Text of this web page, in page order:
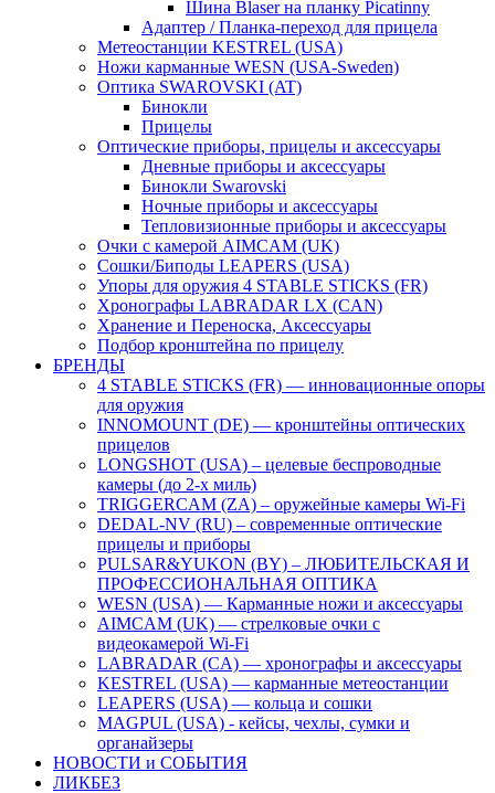
Шина Blaser на планку Picatinny
Адаптер / Планка-переход для прицела
Метеостанции KESTREL (USA)
Ножи карманные WESN (USA-Sweden)
Оптика SWAROVSKI (AT)
Бинокли
Прицелы
Оптические приборы, прицелы и аксессуары
Дневные приборы и аксессуары
Бинокли Swarovski
Ночные приборы и аксессуары
Тепловизионные приборы и аксессуары
Очки с камерой AIMCAM (UK)
Сошки/Биподы LEAPERS (USA)
Упоры для оружия 4 STABLE STICKS (FR)
Хронографы LABRADAR LX (CAN)
Хранение и Переноска, Аксессуары
Подбор кронштейна по прицелу
БРЕНДЫ
4 STABLE STICKS (FR) — инновационные опоры
для оружия
INNOMOUNT (DE) — кронштейны оптических
прицелов
LONGSHOT (USA) – целевые беспроводные
камеры (до 2-х миль)
TRIGGERCAM (ZA) – оружейные камеры Wi-Fi
DEDAL-NV (RU) – современные оптические
прицелы и приборы
PULSAR&YUKON (BY) – ЛЮБИТЕЛЬСКАЯ И
ПРОФЕССИОНАЛЬНАЯ ОПТИКА
WESN (USA) — Карманные ножи и аксессуары
AIMCAM (UK) — стрелковые очки с
видеокамерой Wi-Fi
LABRADAR (CA) — хронографы и аксессуары
KESTREL (USA) — карманные метеостанции
LEAPERS (USA) — кольца и сошки
MAGPUL (USA) - кейсы, чехлы, сумки и
органайзеры
НОВОСТИ и СОБЫТИЯ
ЛИКБЕЗ